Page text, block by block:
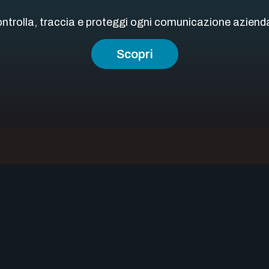
traccia e proteggi ogni comunicazione
Scopri